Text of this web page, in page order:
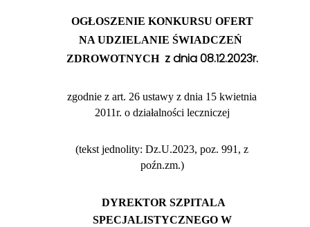
OGŁOSZENIE KONKURSU OFERT
NA UDZIELANIE ŚWIADCZEŃ
ZDROWOTNYCH z dnia 08.12.2023r.
zgodnie z art. 26 ustawy z dnia 15 kwietnia
2011r. o działalności leczniczej
(tekst jednolity: Dz.U.2023, poz. 991, z
poźn.zm.)
DYREKTOR SZPITALA
SPECJALISTYCZNEGO W